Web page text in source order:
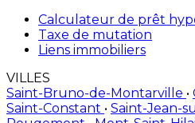
Calculateur de prêt
Taxe de mutation
Liens immobiliers
VILLES
Saint-Bruno-de-Montarville •
Saint-Constant • Saint-Jean-